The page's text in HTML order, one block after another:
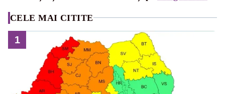
CELE MAI CITITE
1